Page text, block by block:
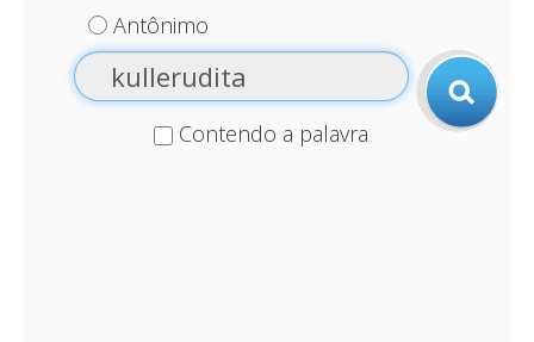
Antônimo
Contendo a palavra